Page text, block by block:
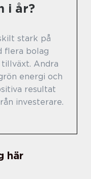
i år?
stark på
flera bolag
Andra
energi och
resultat
investerare.
här